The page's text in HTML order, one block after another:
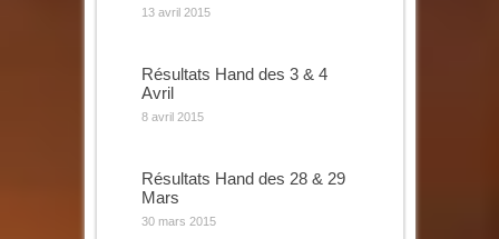
13 avril 2015
Résultats Hand des 3 & 4
Avril
8 avril 2015
Résultats Hand des 28 & 29
Mars
30 mars 2015